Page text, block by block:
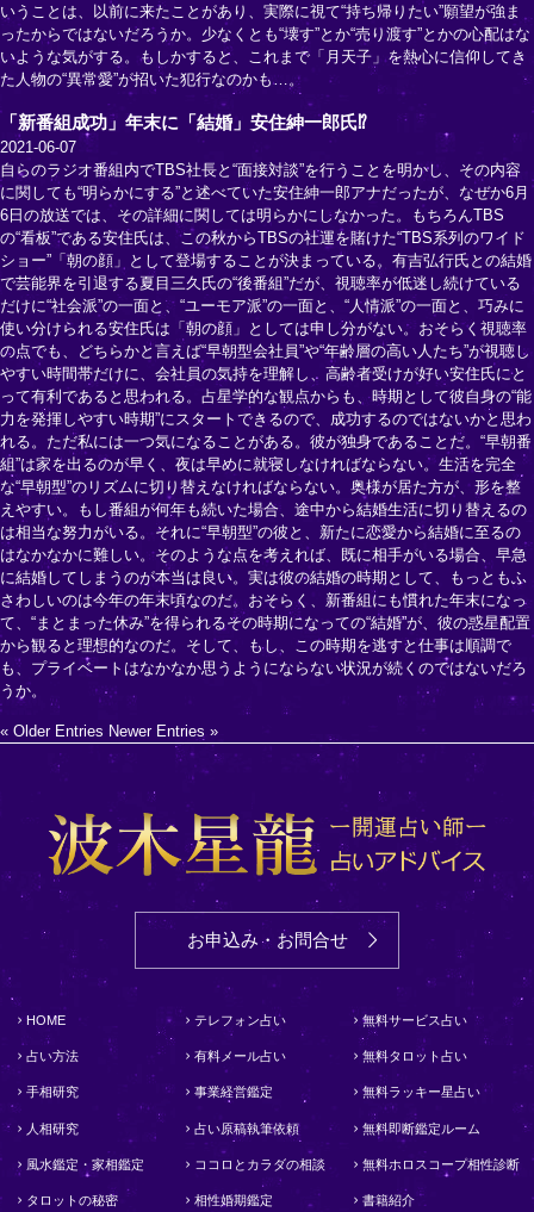
いうことは、以前に来たことがあり、実際に視て“持ち帰りたい”願望が強ま
ったからではないだろうか。少なくとも“壊す”とか“売り渡す”とかの心配はな
いような気がする。もしかすると、これまで「月天子」を熱心に信仰してき
た人物の“異常愛”が招いた犯行なのかも…。
「新番組成功」年末に「結婚」安住紳一郎氏⁉
2021-06-07
自らのラジオ番組内でTBS社長と“面接対談”を行うことを明かし、その内容
に関しても“明らかにする”と述べていた安住紳一郎アナだったが、なぜか6月
6日の放送では、その詳細に関しては明らかにしなかった。もちろんTBS
の“看板”である安住氏は、この秋からTBSの社運を賭けた“TBS系列のワイド
ショー”「朝の顔」として登場することが決まっている。有吉弘行氏との結婚
で芸能界を引退する夏目三久氏の“後番組”だが、視聴率が低迷し続けている
だけに“社会派”の一面と、“ユーモア派”の一面と、“人情派”の一面と、巧みに
使い分けられる安住氏は「朝の顔」としては申し分がない。おそらく視聴率
の点でも、どちらかと言えば“早朝型会社員”や“年齢層の高い人たち”が視聴し
やすい時間帯だけに、会社員の気持を理解し、高齢者受けが好い安住氏にと
って有利であると思われる。占星学的な観点からも、時期として彼自身の“能
力を発揮しやすい時期”にスタートできるので、成功するのではないかと思わ
れる。ただ私には一つ気になることがある。彼が独身であることだ。“早朝番
組”は家を出るのが早く、夜は早めに就寝しなければならない。生活を完全
な“早朝型”のリズムに切り替えなければならない。奥様が居た方が、形を整
えやすい。もし番組が何年も続いた場合、途中から結婚生活に切り替えるの
は相当な努力がいる。それに“早朝型”の彼と、新たに恋愛から結婚に至るの
はなかなかに難しい。そのような点を考えれば、既に相手がいる場合、早急
に結婚してしまうのが本当は良い。実は彼の結婚の時期として、もっともふ
さわしいのは今年の年末頃なのだ。おそらく、新番組にも慣れた年末になっ
て、“まとまった休み”を得られるその時期になっての“結婚”が、彼の惑星配置
から観ると理想的なのだ。そして、もし、この時期を逃すと仕事は順調で
も、プライベートはなかなか思うようにならない状況が続くのではないだろ
うか。
« Older Entries Newer Entries »
お申込み・お問合せ
HOME
占い方法
手相研究
人相研究
風水鑑定・家相鑑定
タロットの秘密
テレフォン占い
有料メール占い
事業経営鑑定
占い原稿執筆依頼
ココロとカラダの相談
相性婚期鑑定
無料サービス占い
無料タロット占い
無料ラッキー星占い
無料即断鑑定ルーム
無料ホロスコープ相性診断
書籍紹介